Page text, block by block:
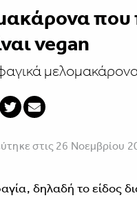
που
vegan
στις 26 Νοεμβρίου
δηλαδή το είδος